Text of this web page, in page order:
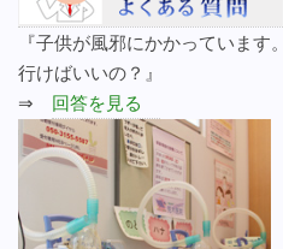
『子供が風邪にかかっていま
行けばいいの？』
⇒ 回答を見る